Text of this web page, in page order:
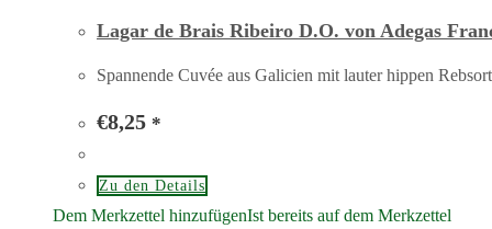
Lagar de Brais Ribeiro D.O. von Adegas
Spannende Cuvée aus Galicien mit lauter hippen
€8,25 *
Zu den Details
Dem Merkzettel hinzufügenIst bereits auf dem Merkzettel